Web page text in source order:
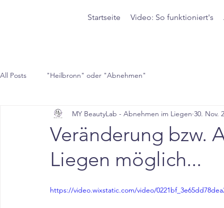
Startseite Video: So funktioniert's
All Posts "Heilbronn" oder "Abnehmen"
Veränderung bzw.
Liegen möglich...
MY BeautyLab - Abnehmen im Liegen 30. Nov.
https://video.wixstatic.com/video/